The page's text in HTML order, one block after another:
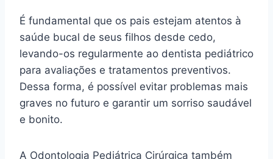
É fundamental que os pais estejam atentos à
saúde bucal de seus filhos desde cedo,
levando-os regularmente ao dentista pediátrico
para avaliações e tratamentos preventivos.
Dessa forma, é possível evitar problemas mais
graves no futuro e garantir um sorriso saudável
e bonito.
A Odontologia Pediátrica Cirúrgica também